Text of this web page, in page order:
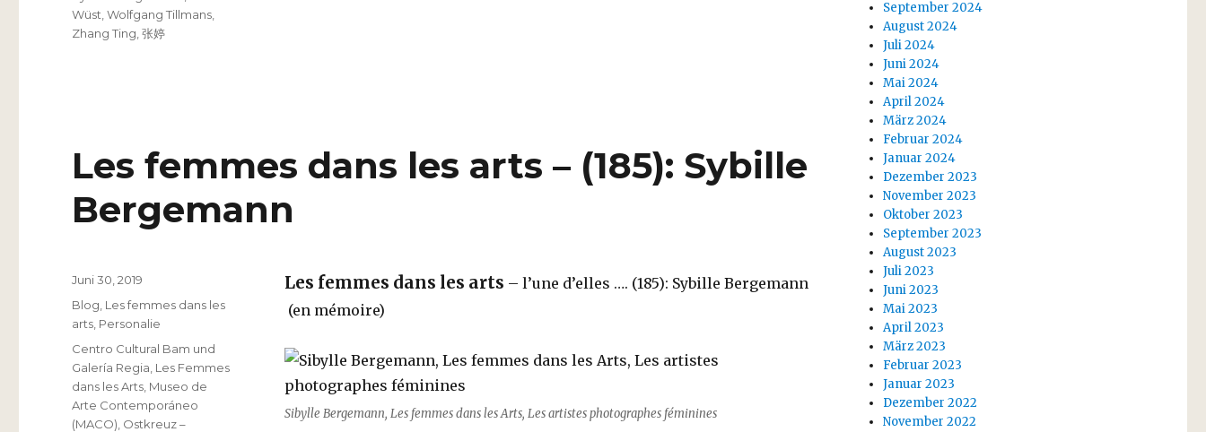
Wüst ,Wolfgang Tillmans
Zhang Ting ,张婷
Les femmes dans les arts – (185): Sybille
Bergemann
Les femmes dans les arts – l’une d’elles …. (185): Sybille Bergemann
(en mémoire)
Sibylle Bergemann, Les femmes dans les Arts, Les artistes photographes féminines
Veröffentlicht
am
Juni 30, 2019
Kategorien
Blog Les femmes dans les
arts Personalie
Schlagwörter
Centro Cultural Bam und
Galería Regia Les Femmes
dans les Arts Museo de
Arte Contemporáneo
(MACO) Ostkreuz –
September 2024
August 2024
Juli 2024
Juni 2024
Mai 2024
April 2024
März 2024
Februar 2024
Januar 2024
Dezember 2023
November 2023
Oktober 2023
September 2023
August 2023
Juli 2023
Juni 2023
Mai 2023
April 2023
März 2023
Februar 2023
Januar 2023
Dezember 2022
November 2022